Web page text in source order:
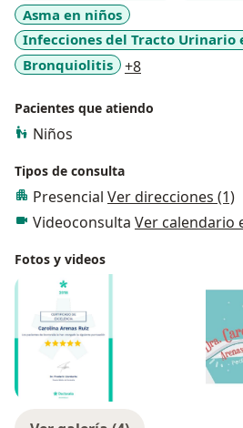
Asma en niños
Infecciones del Tracto Urinario
Bronquiolitis
+8
Pacientes que atiendo
Niños
Tipos de consulta
Presencial Ver direcciones (1)
Videoconsulta Ver calendario
Fotos y videos